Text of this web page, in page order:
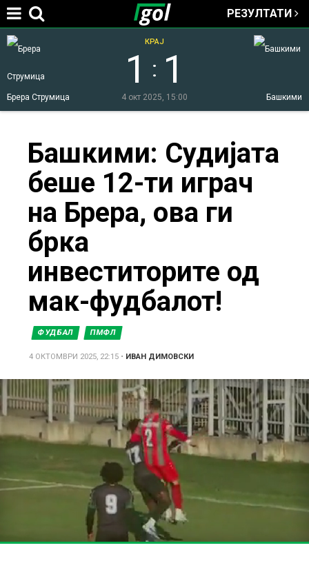
Jump to navigation
РЕЗУЛТАТИ
Брера Струмица Башкими
1 : 1
КРАЈ
4 окт 2025, 15:00
here
Башкими: Судијата
беше 12-ти играч
на Брера, ова ги
брка
инвеститорите од
мак-фудбалот!
ФУДБАЛ ПМФЛ
4 ОКТОМВРИ 2025, 22:15 • ИВАН ДИМОВСКИ